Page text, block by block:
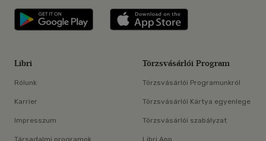
Libri applikáció Szerezd meg: Google
Libri
Rólunk
Karrier
Impresszum
Törzsvásárlói Program
Törzsvásárlói Programunkról
Törzsvásárlói Kártya egyenlege
Törzsvásárlói szabályzat